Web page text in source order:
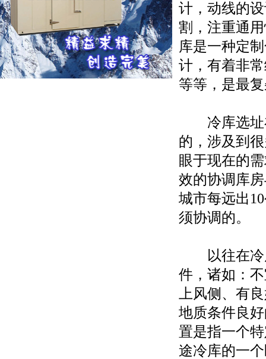
计，动线的
割，注重通
库是一种定
计，有着非
等等，是最
冷库选址
的，涉及到
眼于现在的
效的协调库
城市每远出
须协调的。
以往在冷
件，诸如：
上风侧、有
地质条件良
置是指一个
途冷库的一